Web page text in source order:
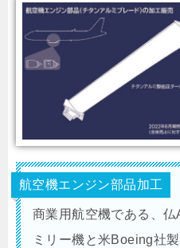
航空機エンジン部品加工
商業用航空機である、
ミリー機と米Boeing社